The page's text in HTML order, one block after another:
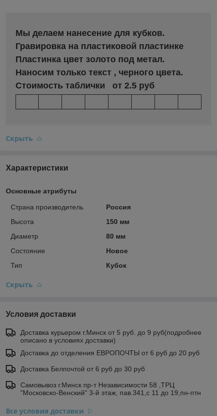
Мы делаем нанесение для кубков.
Гравировка на пластиковой пластинке
Пластинка цвет золото под метал.
Наносим только текст , черного цвета.
Стоимость таблички от 2.5 руб
Скрыть
Характеристики
Основные атрибуты
Страна производитель
Россия
Высота
150 мм
Диаметр
80 мм
Состояние
Новое
Тип
Кубок
Скрыть
Условия доставки
Доставка курьером г.Минск от 5 руб. до 9 руб(подробнее
описано в условиях доставки)
Доставка до отделения ЕВРОПОЧТЫ от 6 руб до 20 руб
Доставка Белпочтой от 6 руб до 30 руб
Самовывоз г.Минск пр-т Независимости 58 ,ТРЦ
"Московско-Венский" 3-й этаж, пав.341,с 11 до 19,пн-птн
Все условия доставки